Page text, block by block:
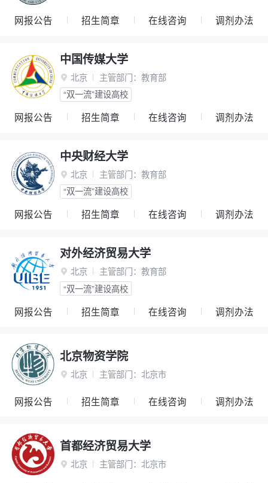
网报公告 招生简章 在线咨询 调剂办法
中国传媒大学
 北京 主管部门： 教育部
“双一流”建设高校
网报公告 招生简章 在线咨询 调剂办法
中央财经大学
 北京 主管部门： 教育部
“双一流”建设高校
网报公告 招生简章 在线咨询 调剂办法
对外经济贸易大学
 北京 主管部门： 教育部
“双一流”建设高校
网报公告 招生简章 在线咨询 调剂办法
北京物资学院
 北京 主管部门： 北京市
网报公告 招生简章 在线咨询 调剂办法
首都经济贸易大学
 北京 主管部门： 北京市